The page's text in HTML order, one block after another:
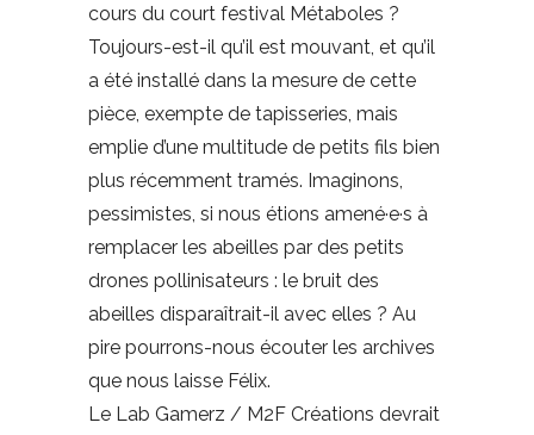
cours du court festival Métaboles ?
Toujours-est-il qu’il est mouvant, et qu’il
a été installé dans la mesure de cette
pièce, exempte de tapisseries, mais
emplie d’une multitude de petits fils bien
plus récemment tramés. Imaginons,
pessimistes, si nous étions amené·e·s à
remplacer les abeilles par des petits
drones pollinisateurs : le bruit des
abeilles disparaîtrait-il avec elles ? Au
pire pourrons-nous écouter les archives
que nous laisse Félix.
Le Lab Gamerz / M2F Créations devrait